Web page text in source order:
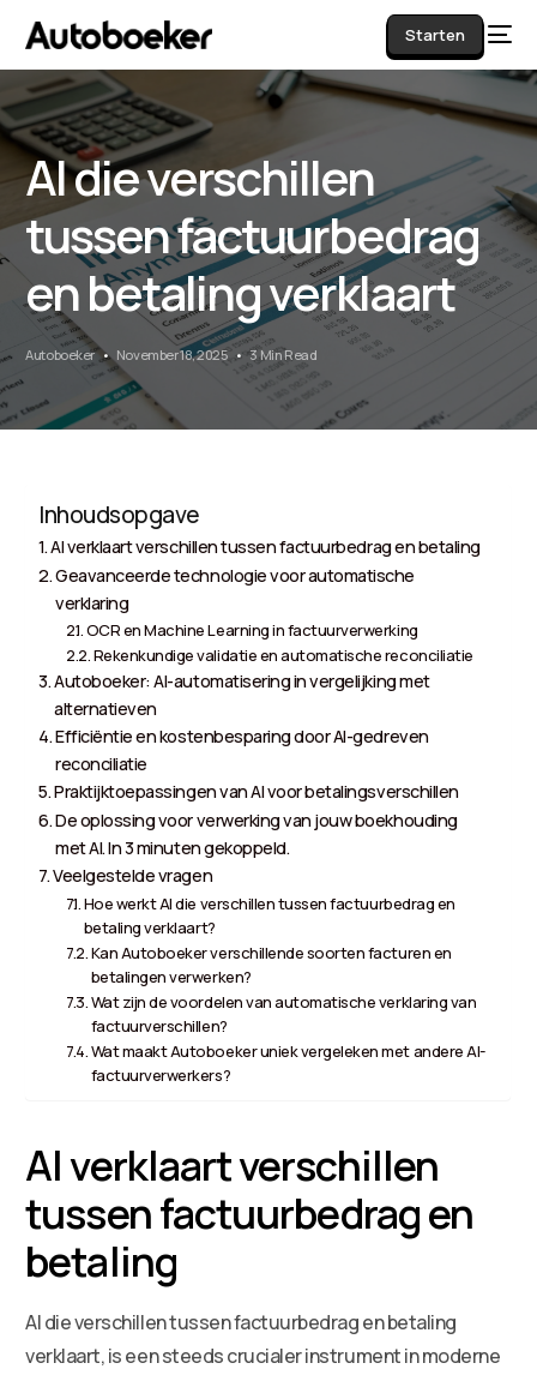
Starten
AI die verschillen
tussen factuurbedrag
en betaling verklaart
Autoboeker November 18, 2025 3 Min Read
Inhoudsopgave
AI verklaart verschillen tussen factuurbedrag en betaling
Geavanceerde technologie voor automatische
verklaring
OCR en Machine Learning in factuurverwerking
Rekenkundige validatie en automatische reconciliatie
Autoboeker: AI-automatisering in vergelijking met
alternatieven
Efficiëntie en kostenbesparing door AI-gedreven
reconciliatie
Praktijktoepassingen van AI voor betalingsverschillen
De oplossing voor verwerking van jouw boekhouding
met AI. In 3 minuten gekoppeld.
Veelgestelde vragen
Hoe werkt AI die verschillen tussen factuurbedrag en
betaling verklaart?
Kan Autoboeker verschillende soorten facturen en
betalingen verwerken?
Wat zijn de voordelen van automatische verklaring van
factuurverschillen?
Wat maakt Autoboeker uniek vergeleken met andere AI-
factuurverwerkers?
AI verklaart verschillen
tussen factuurbedrag en
betaling
AI die verschillen tussen factuurbedrag en betaling
verklaart, is een steeds crucialer instrument in moderne
AI